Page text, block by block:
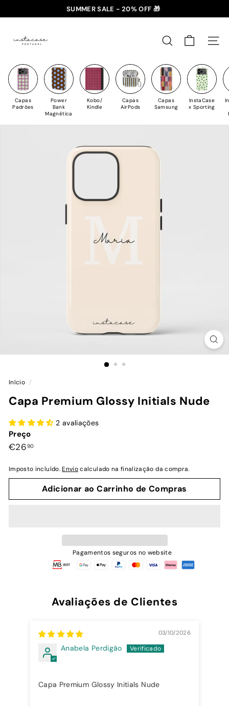
para
Conteúdo
slideshow
✈️ PORTES GRÁTIS: +35€ 🇵🇹🇪🇸 | +50€ 🇪🇺
SUMMER SALE - 20% OFF 🎁
n
t
a
C
a
s
PESQUISAR
Capas
Padrões
Power
Bank
Magnética
Kobo/
Kindle
Capas
AirPods
Capas
Samsung
InstaCase
x Sporting
Início /
Capa Premium Glossy Initials Nude
2 avaliações
Preço
Preço
€2690€26,90
Imposto incluído.Enviocalculado na finalização da compra.
Adicionar ao Carrinho de Compras
Pagamentos seguros no website
Avaliações de Clientes
03/10/2026
Anabela Perdigão
Capa Premium Glossy Initials Nude